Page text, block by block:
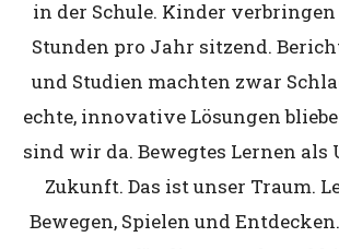
in der Schule. Kinder
Stunden pro Jahr sitzend.
und Studien machten zwar
echte, innovative Lösungen
sind wir da. Bewegtes Lernen
Zukunft. Das ist unser Traum.
Bewegen, Spielen und